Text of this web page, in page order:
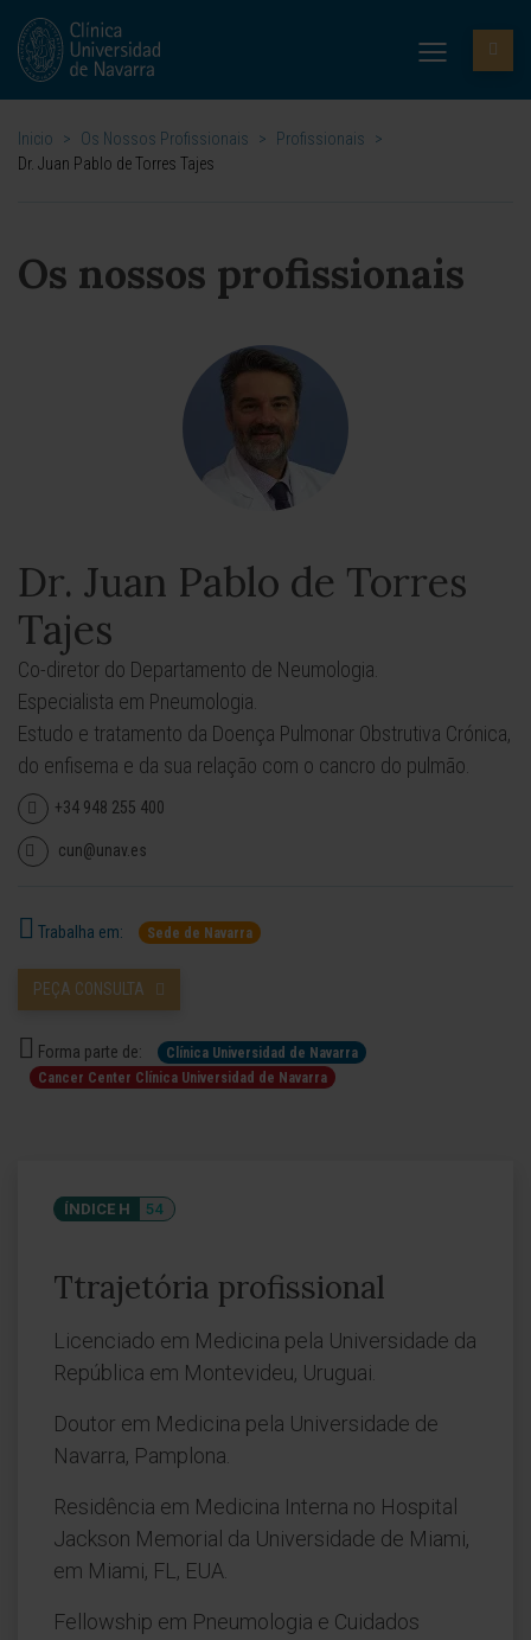
Inicio > Os Nossos Profissionais > Profissionais
>
Dr. Juan Pablo de Torres Tajes
Os nossos profissionais
Dr. Juan Pablo de Torres
Tajes
Co-diretor do Departamento de Neumologia.
Especialista em Pneumologia.
Estudo e tratamento da Doença Pulmonar Obstrutiva Crónica,
do enfisema e da sua relação com o cancro do pulmão.
+34 948 255 400
cun@unav.es
Trabalha em: Sede de Navarra
PEÇA CONSULTA
Forma parte de:
Clínica Universidad de Navarra
Cancer Center Clínica Universidad de Navarra
ÍNDICE H 54
Ttrajetória profissional
Licenciado em Medicina pela Universidade da
República em Montevideu, Uruguai.
Doutor em Medicina pela Universidade de
Navarra, Pamplona.
Residência em Medicina Interna no Hospital
Jackson Memorial da Universidade de Miami,
em Miami, FL, EUA.
Fellowship em Pneumologia e Cuidados